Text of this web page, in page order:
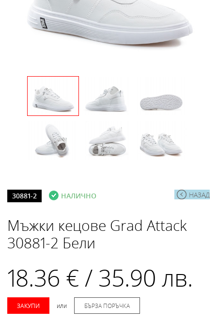
НАЗАД
30881-2 НАЛИЧНО
Мъжки кецове Grad Attack
30881-2 Бели
18.36 € / 35.90 лв.
ЗАКУПИ или БЪРЗА ПОРЪЧКА